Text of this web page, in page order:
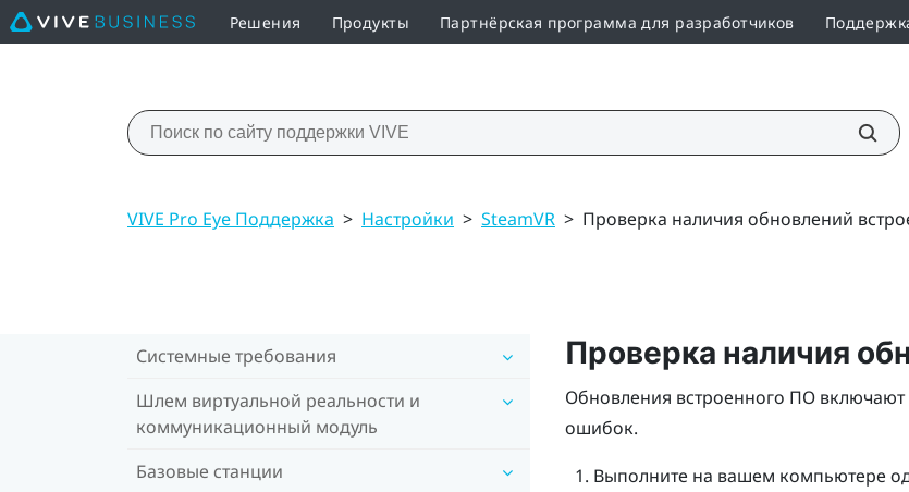
Решения Продукты Партнёрская программа для разработчиков
VIVE Pro Eye Поддержка > Настройки > SteamVR > Проверка наличия обновлений
Системные требования
Шлем виртуальной реальности и
коммуникационный модуль
Базовые станции
Проверка наличия
Обновления встроенного ПО
ошибок.
Выполните на вашем компьютере